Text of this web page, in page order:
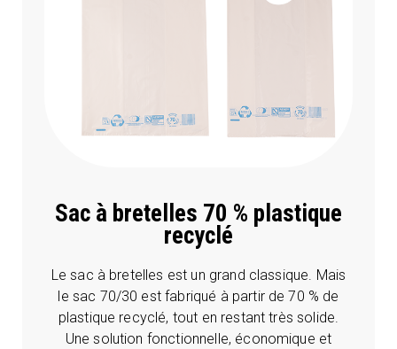
Sac à bretelles 70 % plastique
recyclé
Le sac à bretelles est un grand classique. Mais
le sac 70/30 est fabriqué à partir de 70 % de
plastique recyclé, tout en restant très solide.
Une solution fonctionnelle, économique et